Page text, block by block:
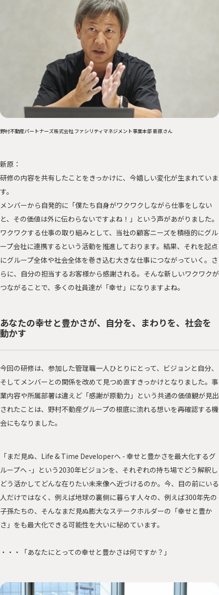
野村不動産パートナーズ株式会社 ファシリティマネジメント事業本部 新原さん
新原：
研修の内容を共有したことをきっかけに、今嬉しい変化が生まれていま
す。
メンバーから自発的に「僕たち自身がワクワクしながら仕事をしない
と、その価値は外に伝わらないですよね！」という声があがりました。
ワクワクする仕事の取り組みとして、当社の顧客ニーズを積極的にグル
ープ会社に連携するという活動を推進しております。結果、それを起点
にグループ全体や社会全体を巻き込む大きな仕事につながっていく。さ
らに、自分の担当するお客様から感謝される。そんな新しいワクワクが
つながることで、多くの社員達が「幸せ」になりますよね。
あなたの幸せと豊かさが、自分を、まわりを、社会を
動かす
今回の研修は、参加した管理職一人ひとりにとって、ビジョンと自分、
そしてメンバーとの関係を改めて見つめ直すきっかけとなりました。事
業内容や所属部署は違えど「感謝が原動力」という共通の価値観が見出
されたことは、野村不動産グループの根底に流れる想いを再確認する機
会にもなりました。
「まだ見ぬ、Life & Time Developerへ - 幸せと豊かさを最大化するグ
ループへ -」という2030年ビジョンを、それぞれの持ち場でどう解釈し
どう活かしてどんな在りたい未来像へ近づけるのか。今、目の前にいる
人だけではなく、例えば地球の裏側に暮らす人々の、例えば300年先の
子孫たちの、そんなまだ見ぬ膨大なステークホルダーの「幸せと豊か
さ」をも最大化できる可能性を大いに秘めています。
・・・「あなたにとっての幸せと豊かさは何ですか？」